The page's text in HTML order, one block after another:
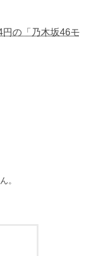
の「乃木坂46モ
。